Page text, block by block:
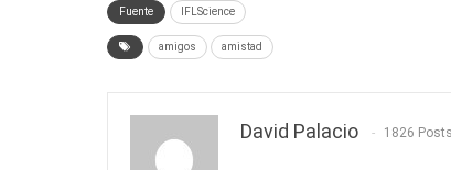
Fuente IFLScience
amigos amistad
David Palacio 1826 Posts